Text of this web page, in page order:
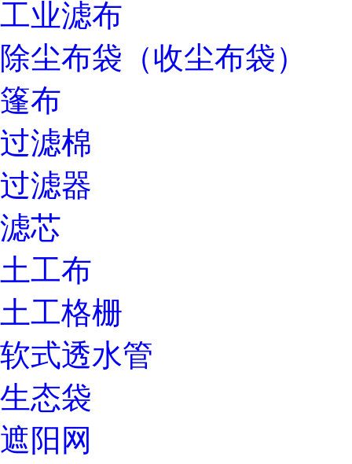
工业滤布
除尘布袋（收尘布袋）
篷布
过滤棉
过滤器
滤芯
土工布
土工格栅
软式透水管
生态袋
遮阳网